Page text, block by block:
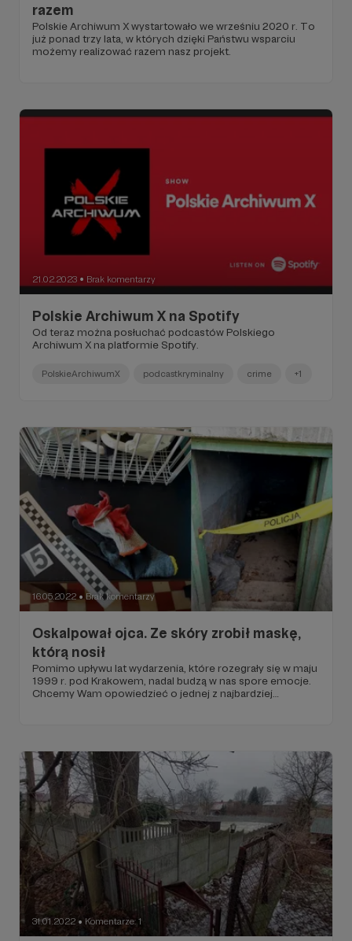
razem
Polskie Archiwum X wystartowało we wrześniu 2020 r. To
już ponad trzy lata, w których dzięki Państwu wsparciu
możemy realizować razem nasz projekt.
21.02.2023 ● Brak komentarzy
Polskie Archiwum X na Spotify
Od teraz można posłuchać podcastów Polskiego
Archiwum X na platformie Spotify.
PolskieArchiwumX podcastkryminalny crime +1
16.05.2022 ● Brak komentarzy
Oskalpował ojca. Ze skóry zrobił maskę,
którą nosił
Pomimo upływu lat wydarzenia, które rozegrały się w maju
1999 r. pod Krakowem, nadal budzą w nas spore emocje.
Chcemy Wam opowiedzieć o jednej z najbardziej
na wydarzenia "tu i teraz". To w końcu opowieść o braku
miłości i poczuciu krzywdy.
31.01.2022 ● Komentarze: 1